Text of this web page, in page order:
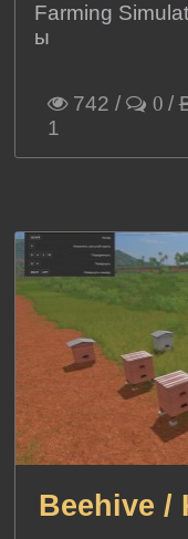
Farming
ы
742 / 0 /
1
Beehive /